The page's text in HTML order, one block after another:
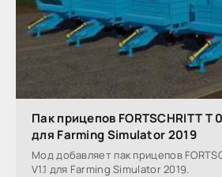
Пак прицепов FORTSCHRITT T
для Farming Simulator 2019
Мод добавляет пак прицепов
V1.1 для Farming Simulator 2019.